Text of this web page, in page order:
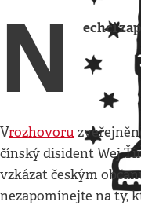
N echci
Vrozhovoru
čínský disident Wej
vzkázat českým
nezapomínejte na ty,